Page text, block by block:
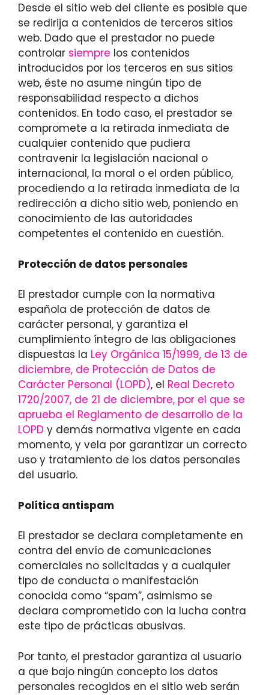
Desde el sitio web del cliente es posible que
se redirija a contenidos de terceros sitios
web. Dado que el prestador no puede
controlar siempre los contenidos
introducidos por los terceros en sus sitios
web, éste no asume ningún tipo de
responsabilidad respecto a dichos
contenidos. En todo caso, el prestador se
compromete a la retirada inmediata de
cualquier contenido que pudiera
contravenir la legislación nacional o
internacional, la moral o el orden público,
procediendo a la retirada inmediata de la
redirección a dicho sitio web, poniendo en
conocimiento de las autoridades
competentes el contenido en cuestión.
Protección de datos personales
El prestador cumple con la normativa
española de protección de datos de
carácter personal, y garantiza el
cumplimiento íntegro de las obligaciones
dispuestas la Ley Orgánica 15/1999, de 13 de
diciembre, de Protección de Datos de
Carácter Personal (LOPD), el Real Decreto
1720/2007, de 21 de diciembre, por el que se
aprueba el Reglamento de desarrollo de la
LOPD y demás normativa vigente en cada
momento, y vela por garantizar un correcto
uso y tratamiento de los datos personales
del usuario.
Política antispam
El prestador se declara completamente en
contra del envío de comunicaciones
comerciales no solicitadas y a cualquier
tipo de conducta o manifestación
conocida como “spam”, asimismo se
declara comprometido con la lucha contra
este tipo de prácticas abusivas.
Por tanto, el prestador garantiza al usuario
a que bajo ningún concepto los datos
personales recogidos en el sitio web serán